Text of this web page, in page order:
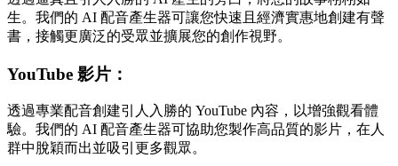
生。我們的 AI 配音產生器可讓您快速且經濟實惠地創建有聲
書，接觸更廣泛的受眾並擴展您的創作視野。
YouTube 影片：
透過專業配音創建引人入勝的 YouTube 內容，以增強觀看體
驗。我們的 AI 配音產生器可協助您製作高品質的影片，在人
群中脫穎而出並吸引更多觀眾。